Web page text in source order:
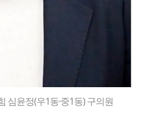
윤정(우1동·중1동) 구의원